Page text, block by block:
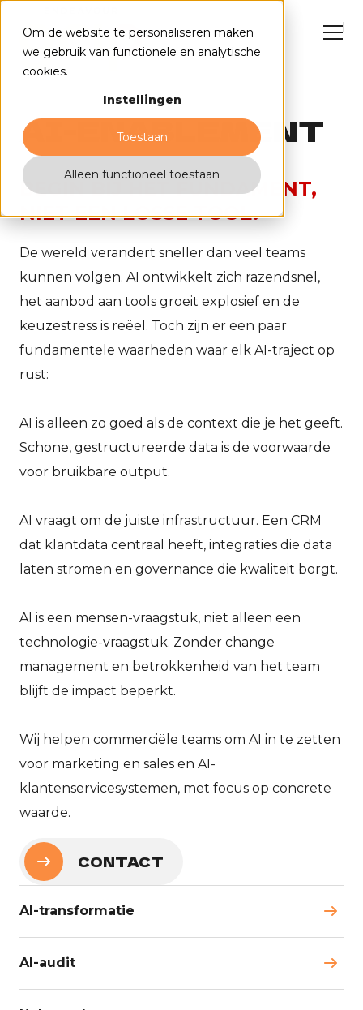
Om de website te personaliseren maken
we gebruik van functionele en analytische
cookies.
Instellingen
Toestaan
Alleen functioneel toestaan
HubSpot oplossingen
Why us?
Insights
Events
Contact
AI-ENABLEMENT
BEGIN BIJ HET FUNDAMENT,
NIET EEN LOSSE TOOL.
De wereld verandert sneller dan veel teams
kunnen volgen. AI ontwikkelt zich razendsnel,
het aanbod aan tools groeit explosief en de
keuzestress is reëel. Toch zijn er een paar
fundamentele waarheden waar elk AI-traject op
rust:
AI is alleen zo goed als de context die je het geeft.
Schone, gestructureerde data is de voorwaarde
voor bruikbare output.
AI vraagt om de juiste infrastructuur. Een CRM
dat klantdata centraal heeft, integraties die data
laten stromen en governance die kwaliteit borgt.
AI is een mensen-vraagstuk, niet alleen een
technologie-vraagstuk. Zonder change
management en betrokkenheid van het team
blijft de impact beperkt.
Wij helpen commerciële teams om AI in te zetten
voor marketing en sales en AI-
klantenservicesystemen, met focus op concrete
waarde.
CONTACT
AI-transformatie
AI-audit